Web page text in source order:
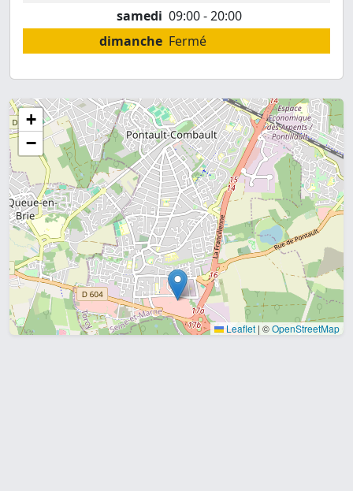
samedi 09:00 - 20:00
dimanche Fermé
+
−
Leaflet | ©OpenStreetMap